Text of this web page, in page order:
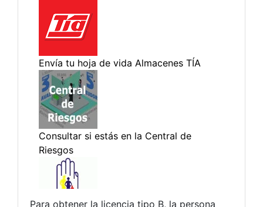
Para obtener la licencia tipo B, la persona